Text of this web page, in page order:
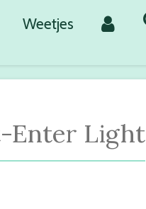
Weetjes
Enter Light